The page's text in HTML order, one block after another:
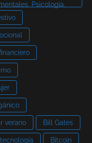
Psicología.
verano Bill Gates
Bitcoin